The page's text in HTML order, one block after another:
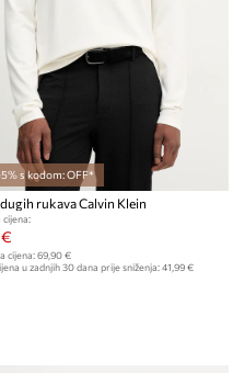
s kodom: OFF*
rukava Calvin Klein
cijena:
cijena: 69,90 €
u zadnjih 30 dana prije sniženja: 41,99 €